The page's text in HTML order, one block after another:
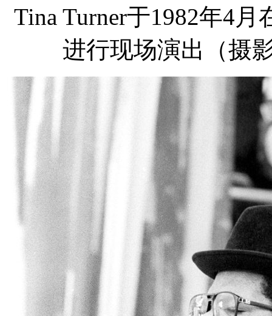
Tina Turner于1982年4月
进行现场演出（摄